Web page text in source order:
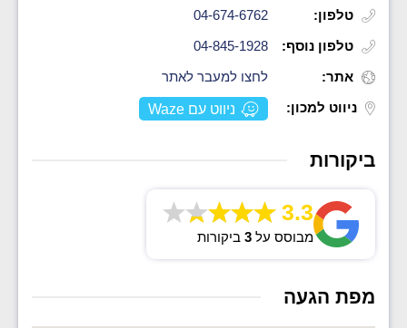
טלפון:
04-674-6762
טלפון נוסף:
04-845-1928
אתר:
לחצו למעבר לאתר
ניווט למכון:
ניווט עם Waze
ביקורות
3.3
מבוסס על 3 ביקורות
מפת הגעה